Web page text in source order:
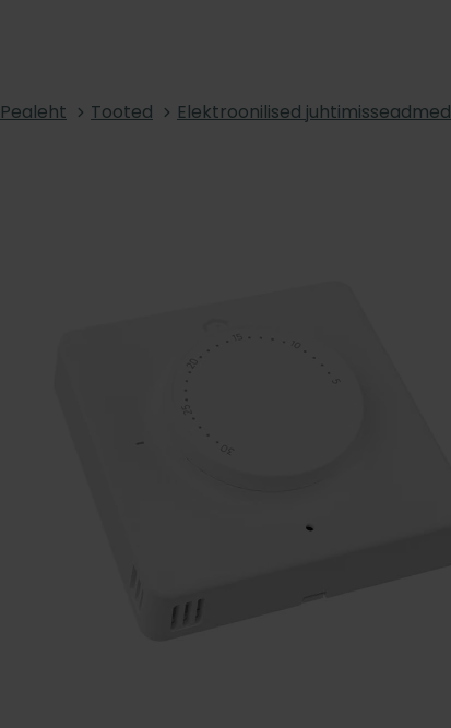
Pealeht Tooted Elektroonilised juhtimisseadmed